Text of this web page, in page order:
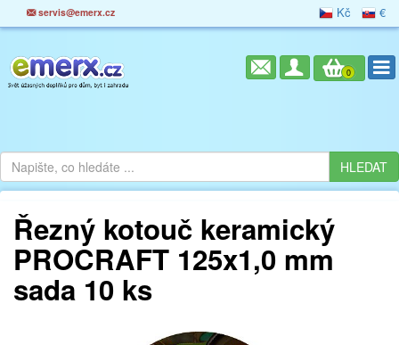
servis@emerx.cz Kč €
0
Řezný kotouč keramický
PROCRAFT 125x1,0 mm
sada 10 ks